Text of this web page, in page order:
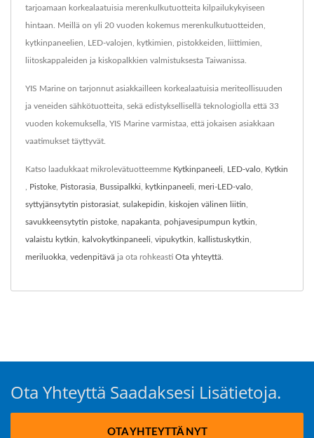
tarjoamaan korkealaatuisia merenkulkutuotteita kilpailukykyiseen
hintaan. Meillä on yli 20 vuoden kokemus merenkulkutuotteiden,
kytkinpaneelien, LED-valojen, kytkimien, pistokkeiden, liittimien,
liitoskappaleiden ja kiskopalkkien valmistuksesta Taiwanissa.
YIS Marine on tarjonnut asiakkailleen korkealaatuisia meriteollisuuden
ja veneiden sähkötuotteita, sekä edistyksellisellä teknologiolla että 33
vuoden kokemuksella, YIS Marine varmistaa, että jokaisen asiakkaan
vaatimukset täyttyvät.
Katso laadukkaat mikrolevätuotteemme Kytkinpaneeli LED-valo Kytkin
Pistoke Pistorasia Bussipalkki kytkinpaneeli meri-LED-valo
syttyjänsytytin pistorasiat sulakepidin kiskojen välinen liitin
savukkeensytytin pistoke napakanta pohjavesipumpun kytkin
valaistu kytkin kalvokytkinpaneeli vipukytkin kallistuskytkin
meriluokka vedenpitävä ja ota rohkeasti Ota yhteyttä
Ota Yhteyttä Saadaksesi Lisätietoja.
OTA YHTEYTTÄ NYT